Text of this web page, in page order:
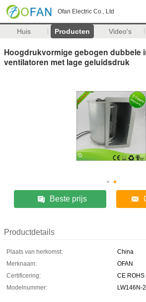
Ofan Electric Co., Ltd
Huis Producten Video's
Hoogdrukvormige gebogen dubbele
ventilatoren met lage geluidsdruk
Beste prijs
Productdetails
Plaats van herkomst:
China
Merknaam:
OFAN
Certificering:
CE ROHS
Modelnummer:
LW146N-